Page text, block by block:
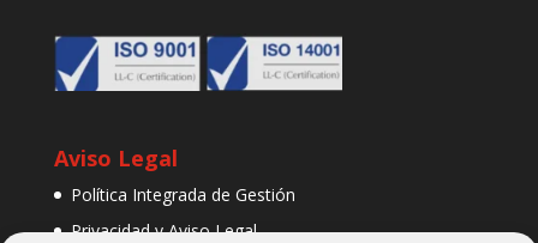
Aviso Legal
Política Integrada de Gestión
Privacidad y Aviso Legal